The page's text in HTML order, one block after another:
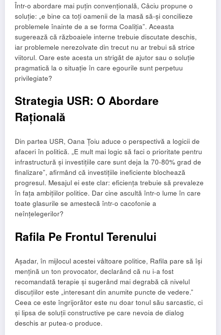
Într-o abordare mai puțin convențională, Câciu propune o
soluție: „e bine ca toți oamenii de la masă să-și concilieze
problemele înainte de a se forma Coaliția”. Aceasta
sugerează că războaiele interne trebuie discutate deschis,
iar problemele nerezolvate din trecut nu ar trebui să strice
viitorul. Oare este acesta un strigăt de ajutor sau o soluție
pragmatică la o situație în care egourile sunt perpetuu
privilegiate?
Strategia USR: O Abordare
Rațională
Din partea USR, Oana Țoiu aduce o perspectivă a logicii de
afaceri în politică. „E mult mai logic să faci o prioritate pentru
infrastructură și investițiile care sunt deja la 70-80% grad de
finalizare”, afirmând că investițiile ineficiente blochează
progresul. Mesajul ei este clar: eficiența trebuie să prevaleze
în fața ambițiilor politice. Dar cine ascultă într-o lume în care
toate glasurile se amestecă într-o cacofonie a
neînțelegerilor?
Rafila Pe Frontul Terenului
Așadar, în mijlocul acestei vâltoare politice, Rafila pare să își
mențină un ton provocator, declarând că nu i-a fost
recomandată terapie și sugerând mai degrabă că nivelul
discuțiilor este „interesant din anumite puncte de vedere.”
Ceea ce este îngrijorător este nu doar tonul său sarcastic, ci
și lipsa de soluții constructive pe care nevoia de dialog
deschis ar putea-o produce.